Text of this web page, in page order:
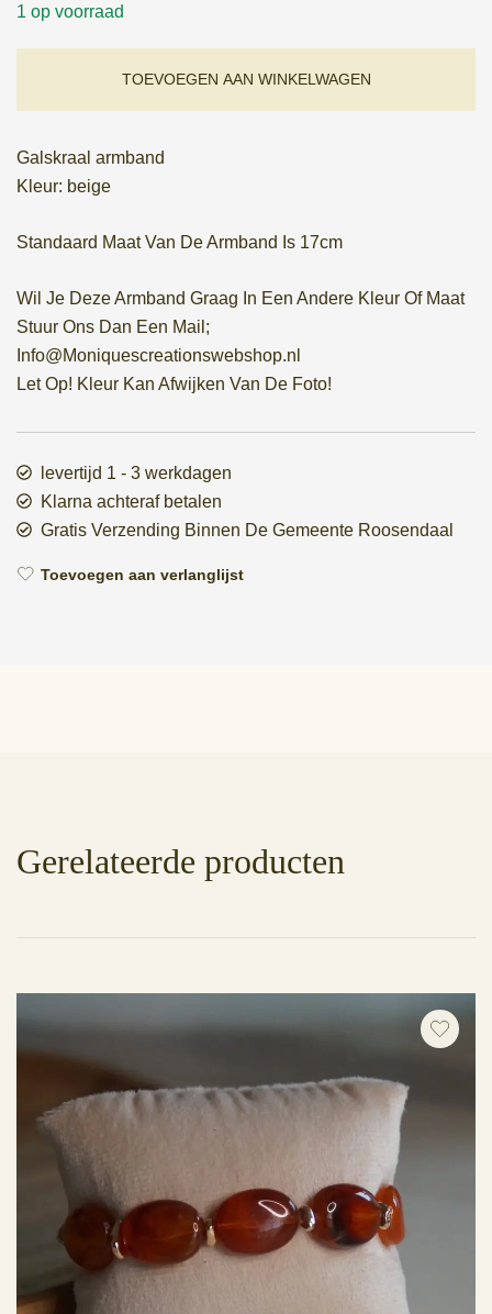
1 op voorraad
TOEVOEGEN AAN WINKELWAGEN
Galskraal armband
Kleur: beige
Standaard Maat Van De Armband Is 17cm
Wil Je Deze Armband Graag In Een Andere Kleur Of Maat
Stuur Ons Dan Een Mail;
Info@Moniquescreationswebshop.nl
Let Op! Kleur Kan Afwijken Van De Foto!
levertijd 1 - 3 werkdagen
Klarna achteraf betalen
Gratis Verzending Binnen De Gemeente Roosendaal
Toevoegen aan verlanglijst
Gerelateerde producten